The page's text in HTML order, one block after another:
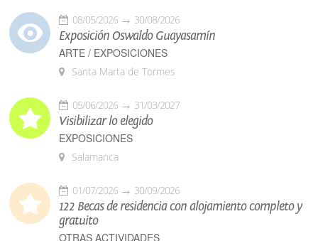
08/05/2026 30/08/2026
Exposición Oswaldo Guayasamín
ARTE / EXPOSICIONES
Santa Marta de Tormes
05/06/2026 31/03/2027
Visibilizar lo elegido
EXPOSICIONES
Salamanca
01/07/2026 30/09/2026
122 Becas de residencia con alojamiento completo y
gratuito
OTRAS ACTIVIDADES